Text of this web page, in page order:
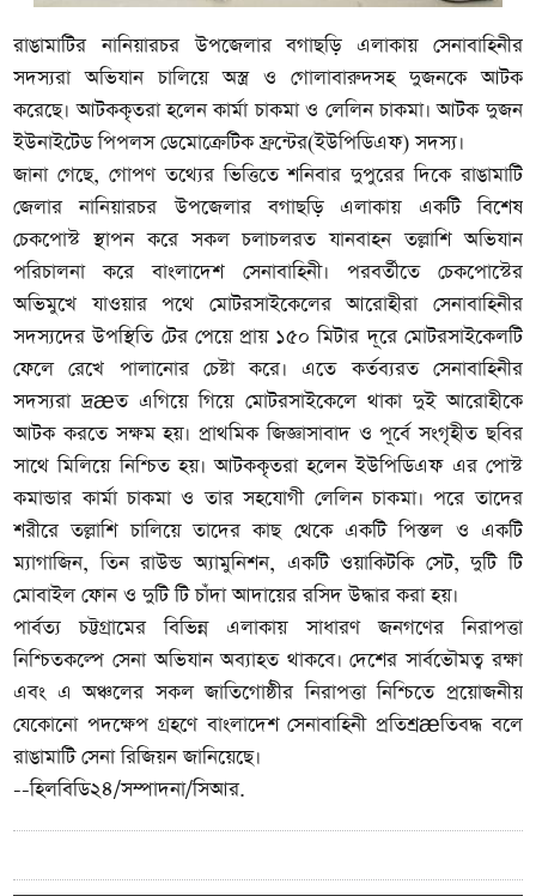
রাঙামাটির নানিয়ারচর উপজেলার বগাছড়ি এলাকায় সেনাবাহিনীর
সদস্যরা অভিযান চালিয়ে অস্ত্র ও গোলাবারুদসহ দুজনকে আটক
করেছে। আটককৃতরা হলেন কার্মা চাকমা ও লেলিন চাকমা। আটক দুজন
ইউনাইটেড পিপলস ডেমোক্রেটিক ফ্রন্টের(ইউপিডিএফ) সদস্য।
জানা গেছে, গোপণ তথ্যের ভিত্তিতে শনিবার দুপুরের দিকে রাঙামাটি
জেলার নানিয়ারচর উপজেলার বগাছড়ি এলাকায় একটি বিশেষ
চেকপোস্ট স্থাপন করে সকল চলাচলরত যানবাহন তল্লাশি অভিযান
পরিচালনা করে বাংলাদেশ সেনাবাহিনী। পরবর্তীতে চেকপোস্টের
অভিমুখে যাওয়ার পথে মোটরসাইকেলের আরোহীরা সেনাবাহিনীর
সদস্যদের উপস্থিতি টের পেয়ে প্রায় ১৫০ মিটার দূরে মোটরসাইকেলটি
ফেলে রেখে পালানোর চেষ্টা করে। এতে কর্তব্যরত সেনাবাহিনীর
সদস্যরা দ্রæত এগিয়ে গিয়ে মোটরসাইকেলে থাকা দুই আরোহীকে
আটক করতে সক্ষম হয়। প্রাথমিক জিজ্ঞাসাবাদ ও পূর্বে সংগৃহীত ছবির
সাথে মিলিয়ে নিশ্চিত হয়। আটককৃতরা হলেন ইউপিডিএফ এর পোস্ট
কমান্ডার কার্মা চাকমা ও তার সহযোগী লেলিন চাকমা। পরে তাদের
শরীরে তল্লাশি চালিয়ে তাদের কাছ থেকে একটি পিস্তল ও একটি
ম্যাগাজিন, তিন রাউন্ড অ্যামুনিশন, একটি ওয়াকিটকি সেট, দুটি টি
মোবাইল ফোন ও দুটি টি চাঁদা আদায়ের রসিদ উদ্ধার করা হয়।
পার্বত্য চট্টগ্রামের বিভিন্ন এলাকায় সাধারণ জনগণের নিরাপত্তা
নিশ্চিতকল্পে সেনা অভিযান অব্যাহত থাকবে। দেশের সার্বভৌমত্ব রক্ষা
এবং এ অঞ্চলের সকল জাতিগোষ্ঠীর নিরাপত্তা নিশ্চিতে প্রয়োজনীয়
যেকোনো পদক্ষেপ গ্রহণে বাংলাদেশ সেনাবাহিনী প্রতিশ্রæতিবদ্ধ বলে
রাঙামাটি সেনা রিজিয়ন জানিয়েছে।
--হিলবিডি২৪/সম্পাদনা/সিআর.